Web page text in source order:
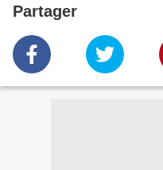
Partager